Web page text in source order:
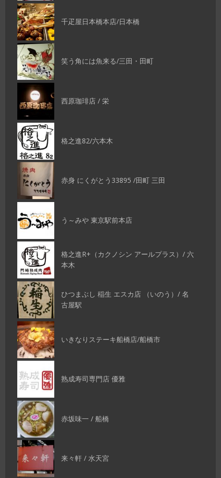
千疋屋日本橋本店/日本橋
笑う角には魚来る/三田・田町
西原珈琲店 / 栄
格之進82/六本木
赤身 にくがとう33895 /田町 三田
う～みや 東京駅前本店
格之進R+（カクノシン アールプラス）/ 六
本木
ひつまぶし 稲生 エスカ店 （いのう）/ 名
古屋駅
いきなりステーキ船橋店/船橋市
熟成寿司専門店 優雅
赤坂味一 / 船橋
来々軒 / 水天宮